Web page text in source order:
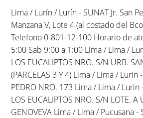
Lima / Lurín / Lurín - SUNAT Jr. San
Manzana V, Lote 4 (al costado del
Telefono 0-801-12-100 Horario de
5:00 Sab 9:00 a 1:00 Lima / Lima /
LOS EUCALIPTOS NRO. S/N URB.
(PARCELAS 3 Y 4) Lima / Lima / Lurin
PEDRO NRO. 173 Lima / Lima / Lurin
LOS EUCALIPTOS NRO. S/N LOTE. A
GENOVEVA Lima / Lima / Pucusana -